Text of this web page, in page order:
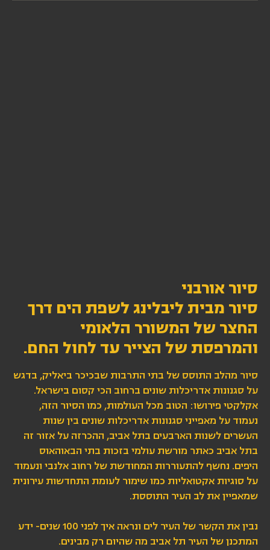
סיור אורבני
סיור מבית ליבלינג לשפת הים דרך
החצר של המשורר הלאומי
והמרפסת של הצייר עד לחול החם.
סיור מהלב התוסס של בתי התרבות שבכיכר ביאליק, בדגש
על סגנונות אדריכלות שונים ברחוב הכי קסום בישראל.
אקלקטי פירושו: הטוב מכל העולמות, כמו הסיור הזה,
נעמוד על מאפייני סגנונות אדריכלות שונים בין שנות
העשרים לשנות הארבעים בתל אביב, ההכרזה על אזור זה
בתל אביב כאתר מורשת עולמי בזכות בתי הבאוהאוס
היפים. נחשף להתעוררות המחודשת של רחוב אלנבי ונעמוד
על סוגיות אקטואליות כמו שימור לעומת התחדשות עירונית
שמאפיין את לב העיר התוססת.
נבין את הקשר של העיר לים ונראה איך לפני 100 שנים- ידע
המתכנן של העיר תל אביב מה שהיום רק מבינים.